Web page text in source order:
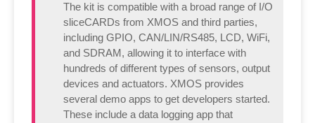
The kit is compatible with a broad range of I/O
sliceCARDs from XMOS and third parties,
including GPIO, CAN/LIN/RS485, LCD, WiFi,
and SDRAM, allowing it to interface with
hundreds of different types of sensors, output
devices and actuators. XMOS provides
several demo apps to get developers started.
These include a data logging app that